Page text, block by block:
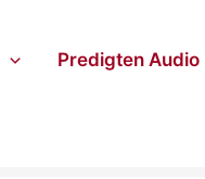
Predigten Audio